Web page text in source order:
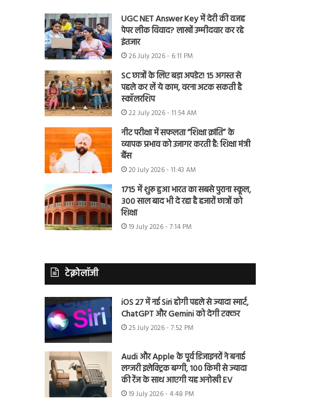
UGC NET Answer Key में देरी की वजह
पेपर लीक विवाद? लाखों उम्मीदवार कर रहे
इंतजार
26 July 2026 - 6:11 PM
SC छात्रों के लिए बड़ा अपडेट! 15 अगस्त से
पहले कर लें ये काम, वरना अटक सकती है
स्कॉलरशिप
22 July 2026 - 11:54 AM
नीट परीक्षा में सफलता “शिक्षा क्रांति” के
व्यापक प्रभाव को उजागर करती है: शिक्षा मंत्री
बैंस
20 July 2026 - 11:43 AM
1715 में शुरू हुआ भारत का सबसे पुराना स्कूल,
300 साल बाद भी दे रहा है हजारों छात्रों को
शिक्षा
19 July 2026 - 7:14 PM
टेक्नोलॉजी
iOS 27 में नई Siri होगी पहले से ज्यादा स्मार्ट,
ChatGPT और Gemini को देगी टक्कर
25 July 2026 - 7:52 PM
Audi और Apple के पूर्व डिजाइनरों ने बनाई
लग्जरी इलेक्ट्रिक बग्गी, 100 किमी से ज्यादा
की रेंज के साथ आएगी यह अनोखी EV
19 July 2026 - 4:48 PM